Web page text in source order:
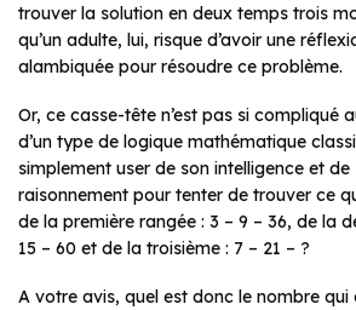
trouver la solution en deux temps trois
qu’un adulte, lui, risque d’avoir une
alambiquée pour résoudre ce problème.
Or, ce casse-tête n’est pas si compliqué
d’un type de logique mathématique
simplement user de son intelligence et
raisonnement pour tenter de trouver ce
de la première rangée : 3 – 9 – 36, de la
15 – 60 et de la troisième : 7 – 21 – ?
A votre avis, quel est donc le nombre